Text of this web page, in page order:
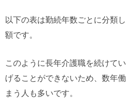
以下の表は勤続年数ごとに分類
額です。
このように長年介護職を続けて
げることができないため、数年
まう人も多いです。